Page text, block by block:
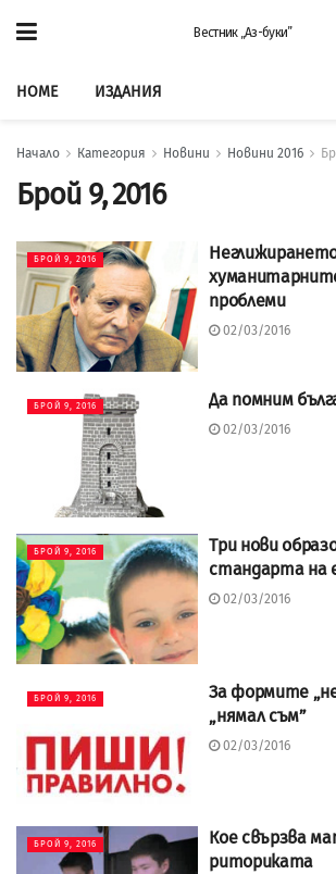
Вестник „Аз-буки”
HOME ИЗДАНИЯ
Начало Категория Новини Новини 2016
Брой 9, 2016
БРОЙ 9, 2016
проблеми
02/03/2016
БРОЙ 9, 2016 Да помним
02/03/2016
БРОЙ 9, 2016
Три нови
стандарта на
02/03/2016
БРОЙ 9, 2016
За формите
„нямал съм”
02/03/2016
БРОЙ 9, 2016
Кое свързва
риториката